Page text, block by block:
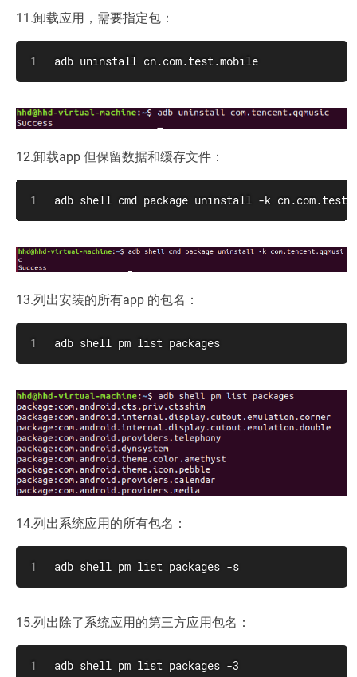
11.卸载应用，需要指定包：
adb uninstall cn.com.test.mobile
12.卸载app 但保留数据和缓存文件：
adb shell cmd package uninstall -k
13.列出安装的所有app 的包名：
adb shell pm list packages
14.列出系统应用的所有包名：
adb shell pm list packages -s
15.列出除了系统应用的第三方应用包名：
adb shell pm list packages -3